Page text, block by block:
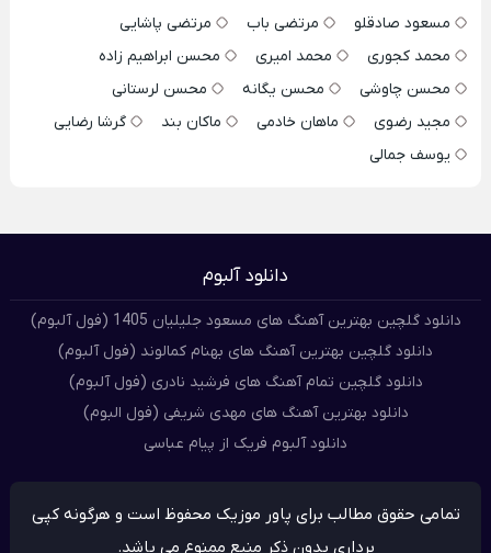
مسعود صادقلو
مرتضی باب
مرتضی پاشایی
محمد کجوری
محمد امیری
محسن ابراهیم زاده
محسن چاوشی
محسن یگانه
محسن لرستانی
مجید رضوی
ماهان خادمی ماکان بند
گرشا رضایی
یوسف جمالی
دانلود آلبوم
دانلود گلچین بهترین آهنگ های مسعود جلیلیان 1405 (فول آلبوم)
دانلود گلچین بهترین آهنگ های بهنام کمالوند (فول آلبوم)
دانلود گلچین تمام آهنگ های فرشید نادری (فول آلبوم)
دانلود بهترین آهنگ های مهدی شریفی (فول البوم)
دانلود آلبوم فریک از پیام عباسی
تمامی حقوق مطالب برای پاور موزیک محفوظ است و هرگونه کپی
برداری بدون ذکر منبع ممنوع می باشد.